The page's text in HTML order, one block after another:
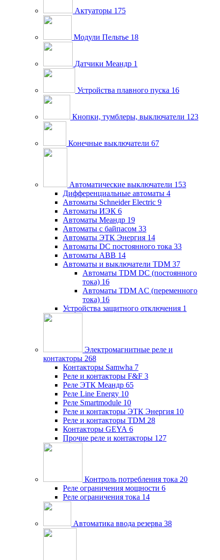
Актуаторы 175
Модули Пельтье 18
Датчики Меандр 1
Устройства плавного пуска 16
Кнопки, тумблеры, выключатели 123
Конечные выключатели 67
Автоматические выключатели 153
Дифференциальные автоматы 4
Автоматы Schneider Electric 9
Автоматы ИЭК 6
Автоматы Меандр 19
Автоматы с байпасом 33
Автоматы ЭТК Энергия 14
Автоматы DC постоянного тока 33
Автоматы ABB 14
Автоматы и выключатели TDM 37
Автоматы TDM DC (постоянного
тока) 16
Автоматы TDM AC (переменного
тока) 16
Устройства защитного отключения 1
Электромагнитные реле и
контакторы 268
Контакторы Samwha 7
Реле и контакторы F&F 3
Реле ЭТК Меандр 65
Реле Line Energy 10
Реле Smartmodule 10
Реле и контакторы ЭТК Энергия 10
Реле и контакторы TDM 28
Контакторы GEYA 6
Прочие реле и контакторы 127
Контроль потребления тока 20
Реле ограничения мощности 6
Реле ограничения тока 14
Автоматика ввода резерва 38